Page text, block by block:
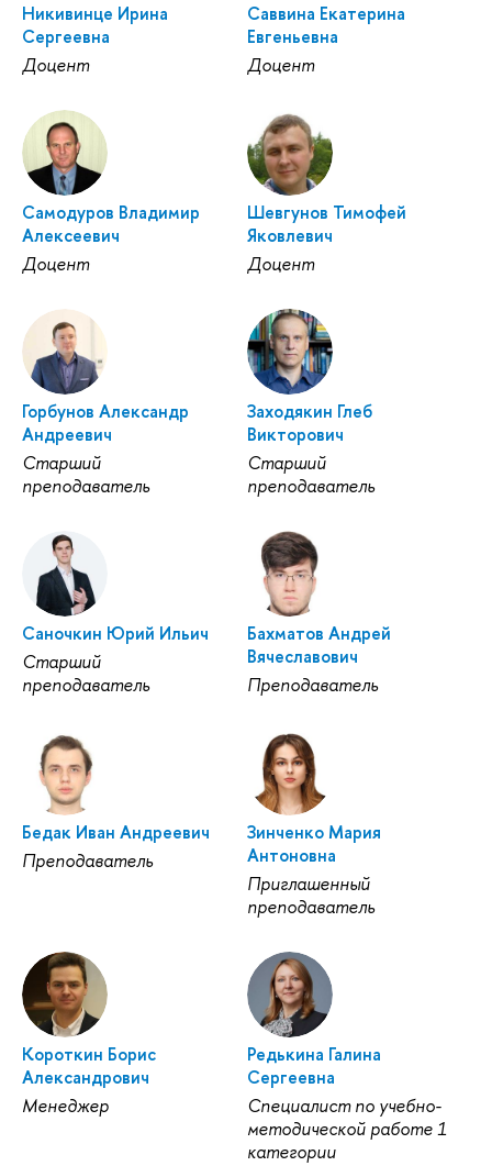
Никивинце Ирина
Сергеевна
Доцент
Саввина Екатерина
Евгеньевна
Доцент
Самодуров Владимир
Алексеевич
Доцент
Шевгунов Тимофей
Яковлевич
Доцент
Горбунов Александр
Андреевич
Старший
преподаватель
Заходякин Глеб
Викторович
Старший
преподаватель
Саночкин Юрий Ильич
Старший
преподаватель
Бахматов Андрей
Вячеславович
Преподаватель
Бедак Иван Андреевич
Преподаватель
Зинченко Мария
Антоновна
Приглашенный
преподаватель
Короткин Борис
Александрович
Менеджер
Редькина Галина
Сергеевна
Специалист по учебно-
методической работе 1
категории